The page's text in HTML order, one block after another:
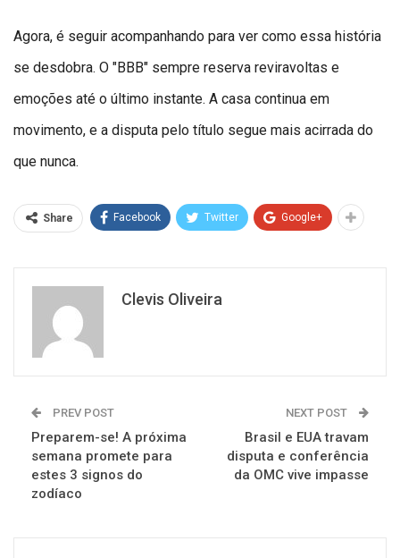
Agora, é seguir acompanhando para ver como essa história
se desdobra. O "BBB" sempre reserva reviravoltas e
emoções até o último instante. A casa continua em
movimento, e a disputa pelo título segue mais acirrada do
que nunca.
Share Facebook Twitter Google+
Clevis Oliveira
PREV POST
Preparem-se! A próxima
semana promete para
estes 3 signos do
zodíaco
NEXT POST
Brasil e EUA travam
disputa e conferência
da OMC vive impasse